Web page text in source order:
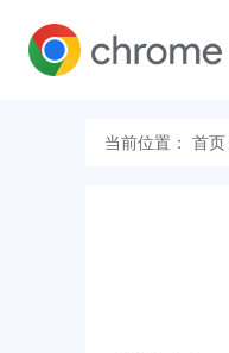
当前位置： 首页